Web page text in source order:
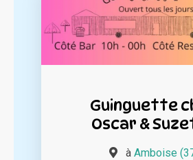
Guinguette
Oscar &
à Amboise